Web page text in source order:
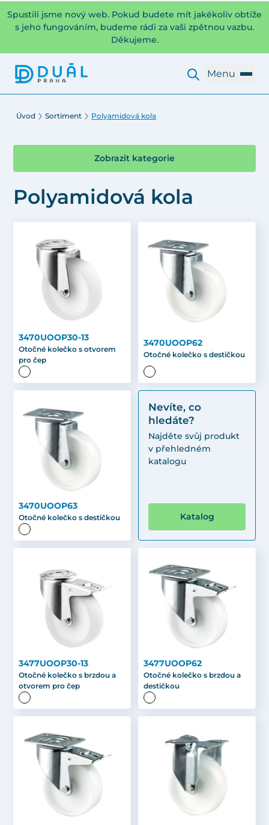
Spustili jsme nový web. Pokud budete mít jakékoliv obtíže
s jeho fungováním, budeme rádi za vaši zpětnou vazbu.
Děkujeme.
Menu
Úvod Sortiment Polyamidová kola
Zobrazit kategorie
Polyamidová kola
3470UOOP30-13
Otočné kolečko s otvorem
pro čep
3470UOOP62
Otočné kolečko s destičkou
3470UOOP63
Otočné kolečko s destičkou
Nevíte, co
hledáte?
Najděte svůj produkt
v přehledném
katalogu
Katalog
3477UOOP30-13
Otočné kolečko s brzdou a
otvorem pro čep
3477UOOP62
Otočné kolečko s brzdou a
destičkou